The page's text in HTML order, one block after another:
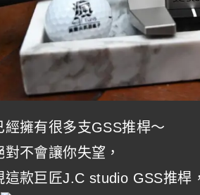
經擁有很多支GSS推桿～
不會讓你失望，
這款巨匠J.C studio GSS推桿